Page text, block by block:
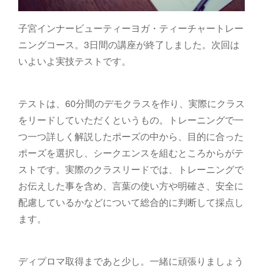
子宮インナービューティーヨガ・ティーチャートレー
ニングコース。3日間の講座が終了しました。次回は
いよいよ実技テストです。
テストは、60分間のデモクラスを作り、実際にクラス
をリードしていただくというもの。トレーニングで一
つ一つ詳しく解説したポーズの中から、目的に合った
ポーズを選択し、シークエンスを組むところからがテ
ストです。実際のクラスリードでは、トレーニングで
お伝えした事を含め、言葉の使い方や明確さ、安全に
配慮しているかなどについて総合的に判断して採点し
ます。
ディプロマ取得まであと少し。一緒に頑張りましょう